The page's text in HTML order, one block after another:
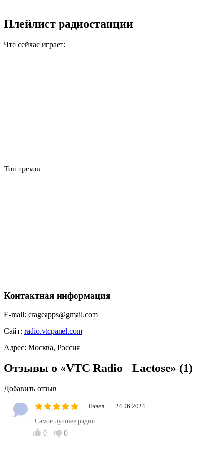
Плейлист радиостанции
Что сейчас играет:
Топ треков
Контактная информация
E-mail: crageapps@gmail.com
Сайт: radio.vtcpanel.com
Адрес: Москва, Россия
Отзывы о «VTC Radio - Lactose» (1)
Добавить отзыв
Павел 24.06.2024
Самое лучшее радио
0 0